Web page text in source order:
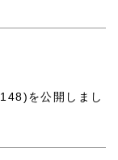
を公開しまし